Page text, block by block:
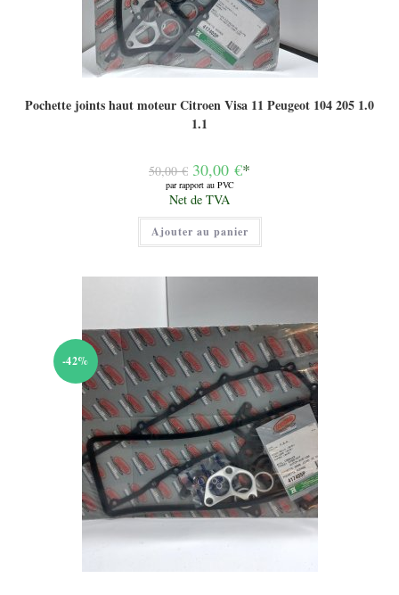
Pochette joints haut moteur Citroen Visa 11 Peugeot 104 205 1.0
1.1
50,00€ Le
prix
initial
était :
50,00 €.
30,00 €*
par rapport au PVC
Le
prix
actuel
est :
30,00 €.
Net de TVA
Ajouter au panier
-42%